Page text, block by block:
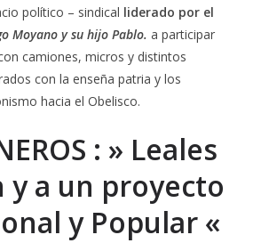
político – sindical liderado por el
Moyano y su hijo Pablo. a participar
camiones, micros y distintos
con la enseña patria y los
hacia el Obelisco.
: » Leales
y a un proyecto
y Popular «